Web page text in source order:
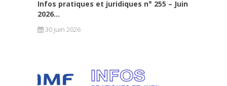
Infos pratiques et juridiques n° 255 – Juin
2026...
30 juin 2026